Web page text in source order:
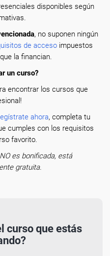
disponibles según
, no suponen ningún
de acceso impuestos
la financian.
un curso?
encontrar los cursos que
ahora, completa tu
cumples con los requisitos
favorito.
es bonificada, está
gratuita.
curso que estás